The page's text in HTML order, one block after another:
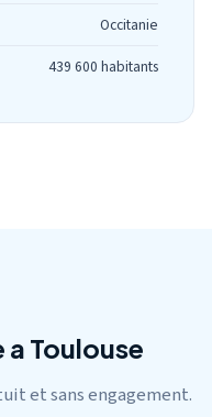
Occitanie
439 600 habitants
Toulouse
et sans engagement.